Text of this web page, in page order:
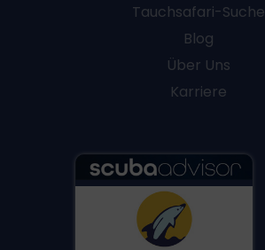
Tauchsafari-Suche
Blog
Über Uns
Karriere